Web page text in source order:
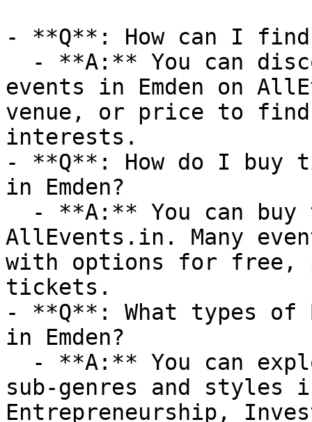
- **Q**: How can I find
events in Emden on
venue, or price to find
interests.
- **Q**: How do I buy
in Emden?
AllEvents.in. Many
with options for free,
tickets.
- **Q**: What types of
in Emden?
sub-genres and styles
Entrepreneurship,